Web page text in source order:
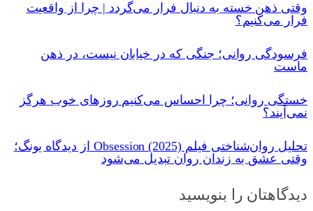
وقتی ذهن خسته به دنبال فرار می‌گردد | چرا از واقعیت
فرار می‌کنیم؟
فرسودگی روانی؛ جنگی که در خیابان نیست، در ذهن
ماست
خستگی روانی؛ چرا احساس می‌کنیم روزهای خوب هرگز
نمی‌آیند؟
تحلیل روان‌شناختی فیلم Obsession (2025) از دیدگاه یونگ؛
وقتی عشق به زندان روان تبدیل می‌شود
دیدگاهتان را بنویسید